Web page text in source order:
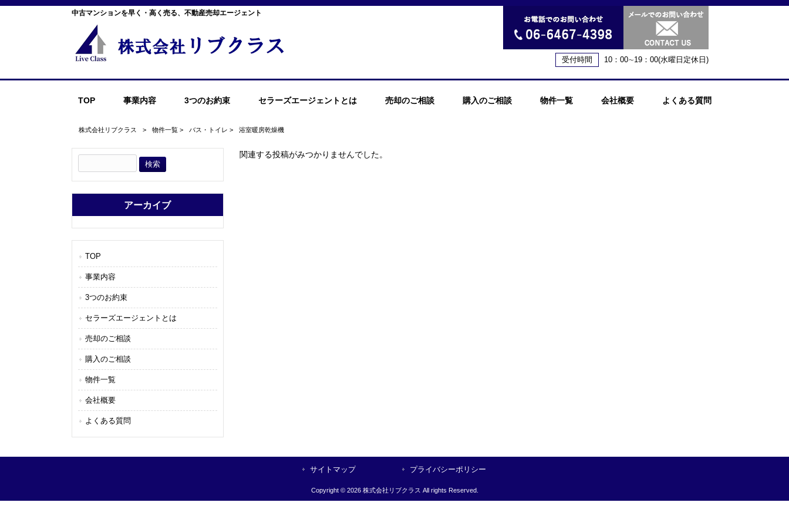
中古マンションを早く・高く売る、不動産売却エージェント
受付時間 10：00∼19：00(水曜日定休日)
TOP 事業内容 3つのお約束 セラーズエージェントとは 売却のご相談 購入のご相談 物件一覧 会社概要 よくある質問
株式会社リブクラス > 物件一覧 > バス・トイレ > 浴室暖房乾燥機
関連する投稿がみつかりませんでした。
アーカイブ
TOP
事業内容
3つのお約束
セラーズエージェントとは
売却のご相談
購入のご相談
物件一覧
会社概要
よくある質問
サイトマップ プライバシーポリシー
Copyright © 2026 株式会社リブクラス All rights Reserved.